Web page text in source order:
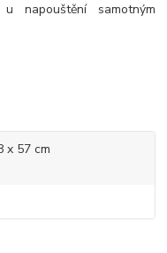
napouštění samotným
x 57 cm